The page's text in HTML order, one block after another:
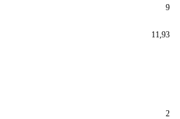
9
11,93
2